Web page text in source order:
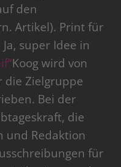
den
Artikel). Print für
super Idee in
Koog wird von
die Zielgruppe
Bei der
die
und Redaktion
für